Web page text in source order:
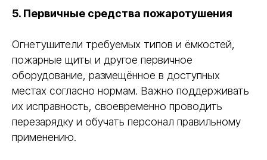
5. Первичные средства пожаротушения
Огнетушители требуемых типов и ёмкостей,
пожарные щиты и другое первичное
оборудование, размещённое в доступных
местах согласно нормам. Важно поддерживать
их исправность, своевременно проводить
перезарядку и обучать персонал правильному
применению.